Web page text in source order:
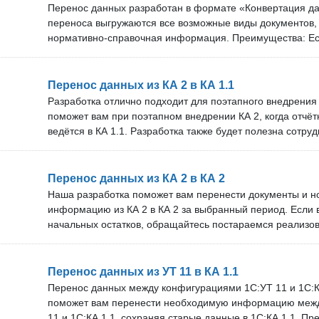
10 специалистов. Проверка перед покупкой: Вы можете
решение на своём сервере. Оставьте заявку, и мы
времени подключения нашего специалиста.
Перенос данных разработан в формате «Конвертация
переноса выгружаются все возможные виды документов,
нормативно-справочная информация. Преимущества:
новые версии программ. Срок технической поддержки и
зависит от тарифа. В нашей команде более 10
покупкой: Вы можете бесплатно проверить наше
Оставьте заявку, и мы договоримся об удобном времени
Перенос данных из КА 2 в КА 1.1
Разработка отлично подходит для поэтапного
поможет вам при поэтапном внедрении КА 2, когда
ведётся в КА 1.1. Разработка также будет полезна
регистров и документов, созданных ранее. Пожелания и
функционала всегда принимаются и могут быть
оплаты. Вы покупаете правила переноса один раз и
обновления по мере выпуска новых релизов. Таким
конечного результата. Техподдержка готова исправить
рабочие дни. Мы оперативно обновляем решение под
Срок технической поддержки и бесплатных обновлений
нашей команде более 10 специалистов. Внимание! Не
Перенос данных из КА 2 в КА 2
Наша разработка поможет вам перенести документы и
информацию из КА 2 в КА 2 за выбранный период. Если
начальных остатков, обращайтесь постараемся
Срок технической поддержки и бесплатных обновлений
Проверка перед покупкой: Вы можете бесплатно
своём сервере. Не упустите возможность упростить
учёта с нашей разработкой!
Перенос данных из УТ 11 в КА 1.1
Перенос данных между конфигурациями 1С:УТ 11 и
поможет вам перенести необходимую информацию